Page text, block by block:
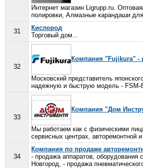
Интернет магазин Ligrupp.ru.
полировки, Алмазные карандаши
31
Кислород
Торговый дом...
32
Компания "Fujikura" -
Московский представитель
надежную и быструю модель -
33
Компания "Дом
Мы работаем как с физическими
сервисных центрах, авторемонтной
34
Компания по продаже
- продажа аппаратов, оборудования
Новгород, - продажа